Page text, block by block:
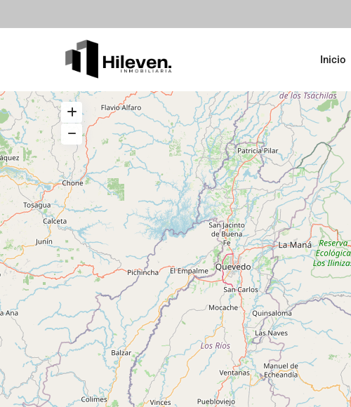
Inicio